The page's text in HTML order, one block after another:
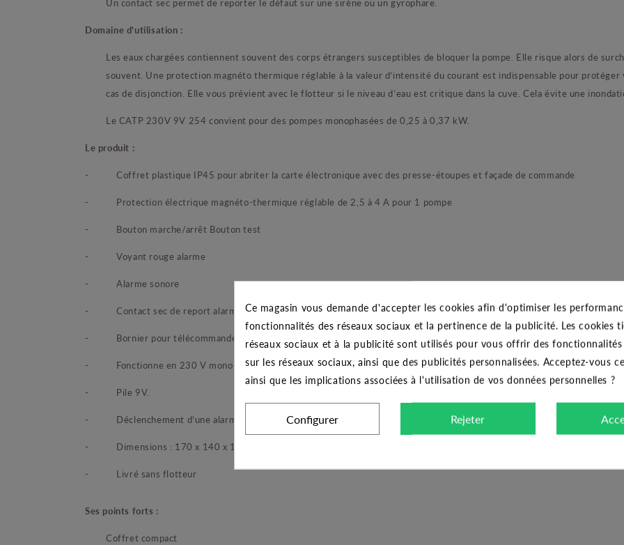
Domaine d’utilisation :
Les eaux chargées contiennent souvent des corps étrangers susceptibles de bloquer la pompe. Elle risque alors de
souvent. Une protection magnéto thermique réglable à la valeur d’intensité du courant est indispensable pour
cas de disjonction. Elle vous prévient avec le flotteur si le niveau d’eau est critique dans la cuve. Cela évite une
Le CATP 230V 9V 254 convient pour des pompes monophasées de 0,25 à 0,37 kW.
Le produit :
-Coffret plastique IP45 pour abriter la carte électronique avec des presse-étoupes et façade de commande
- Protection électrique magnéto-thermique réglable de 2,5 à 4 A pour 1 pompe
- Bouton marche/arrêt Bouton test
-Voyant rouge alarme
-Alarme sonore
-Contact sec de report alarme : 230V – 0,5 A maxi
- Bornier pour télécommande (flotteur)
- Fonctionne en 230 V monophasé. Cordon d’alimentation de 1,5 m et prise mâle
- Pile 9V.
- Déclenchement d’une alarme : Absence de d’alimentation, disjonction ou niveau trop élevé
- Dimensions : 170 x 140 x 100 mm
- Livré sans flotteur
Ses points forts :
Coffret compact
Ce magasin vous demande d'accepter les cookies afin d'optimiser les
fonctionnalités des réseaux sociaux et la pertinence de la publicité. Les cookies
réseaux sociaux et à la publicité sont utilisés pour vous offrir des
sur les réseaux sociaux, ainsi que des publicités personnalisées. Acceptez-vous
ainsi que les implications associées à l'utilisation de vos données personnelles ?
Configurer Rejeter